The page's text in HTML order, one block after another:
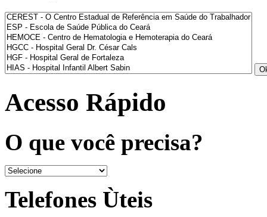
Acesso Rápido
O que você precisa?
Telefones Ùteis